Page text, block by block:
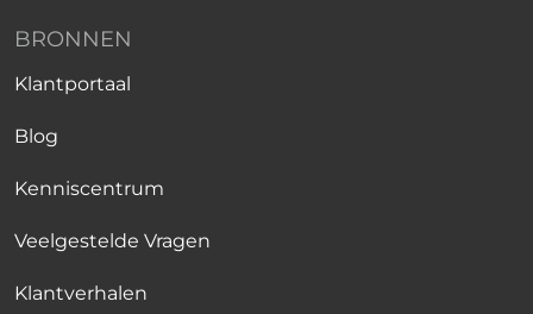
BRONNEN
Klantportaal
Blog
Kenniscentrum
Veelgestelde Vragen
Klantverhalen